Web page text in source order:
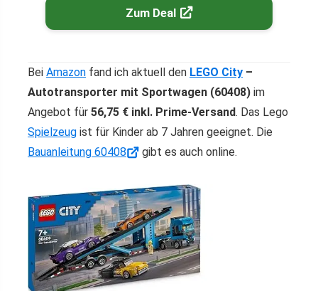
Zum Deal
Bei Amazon fand ich aktuell den LEGO City –
Autotransporter mit Sportwagen (60408) im
Angebot für 56,75 € inkl. Prime-Versand. Das Lego
Spielzeug ist für Kinder ab 7 Jahren geeignet. Die
Bauanleitung 60408
gibt es auch online.